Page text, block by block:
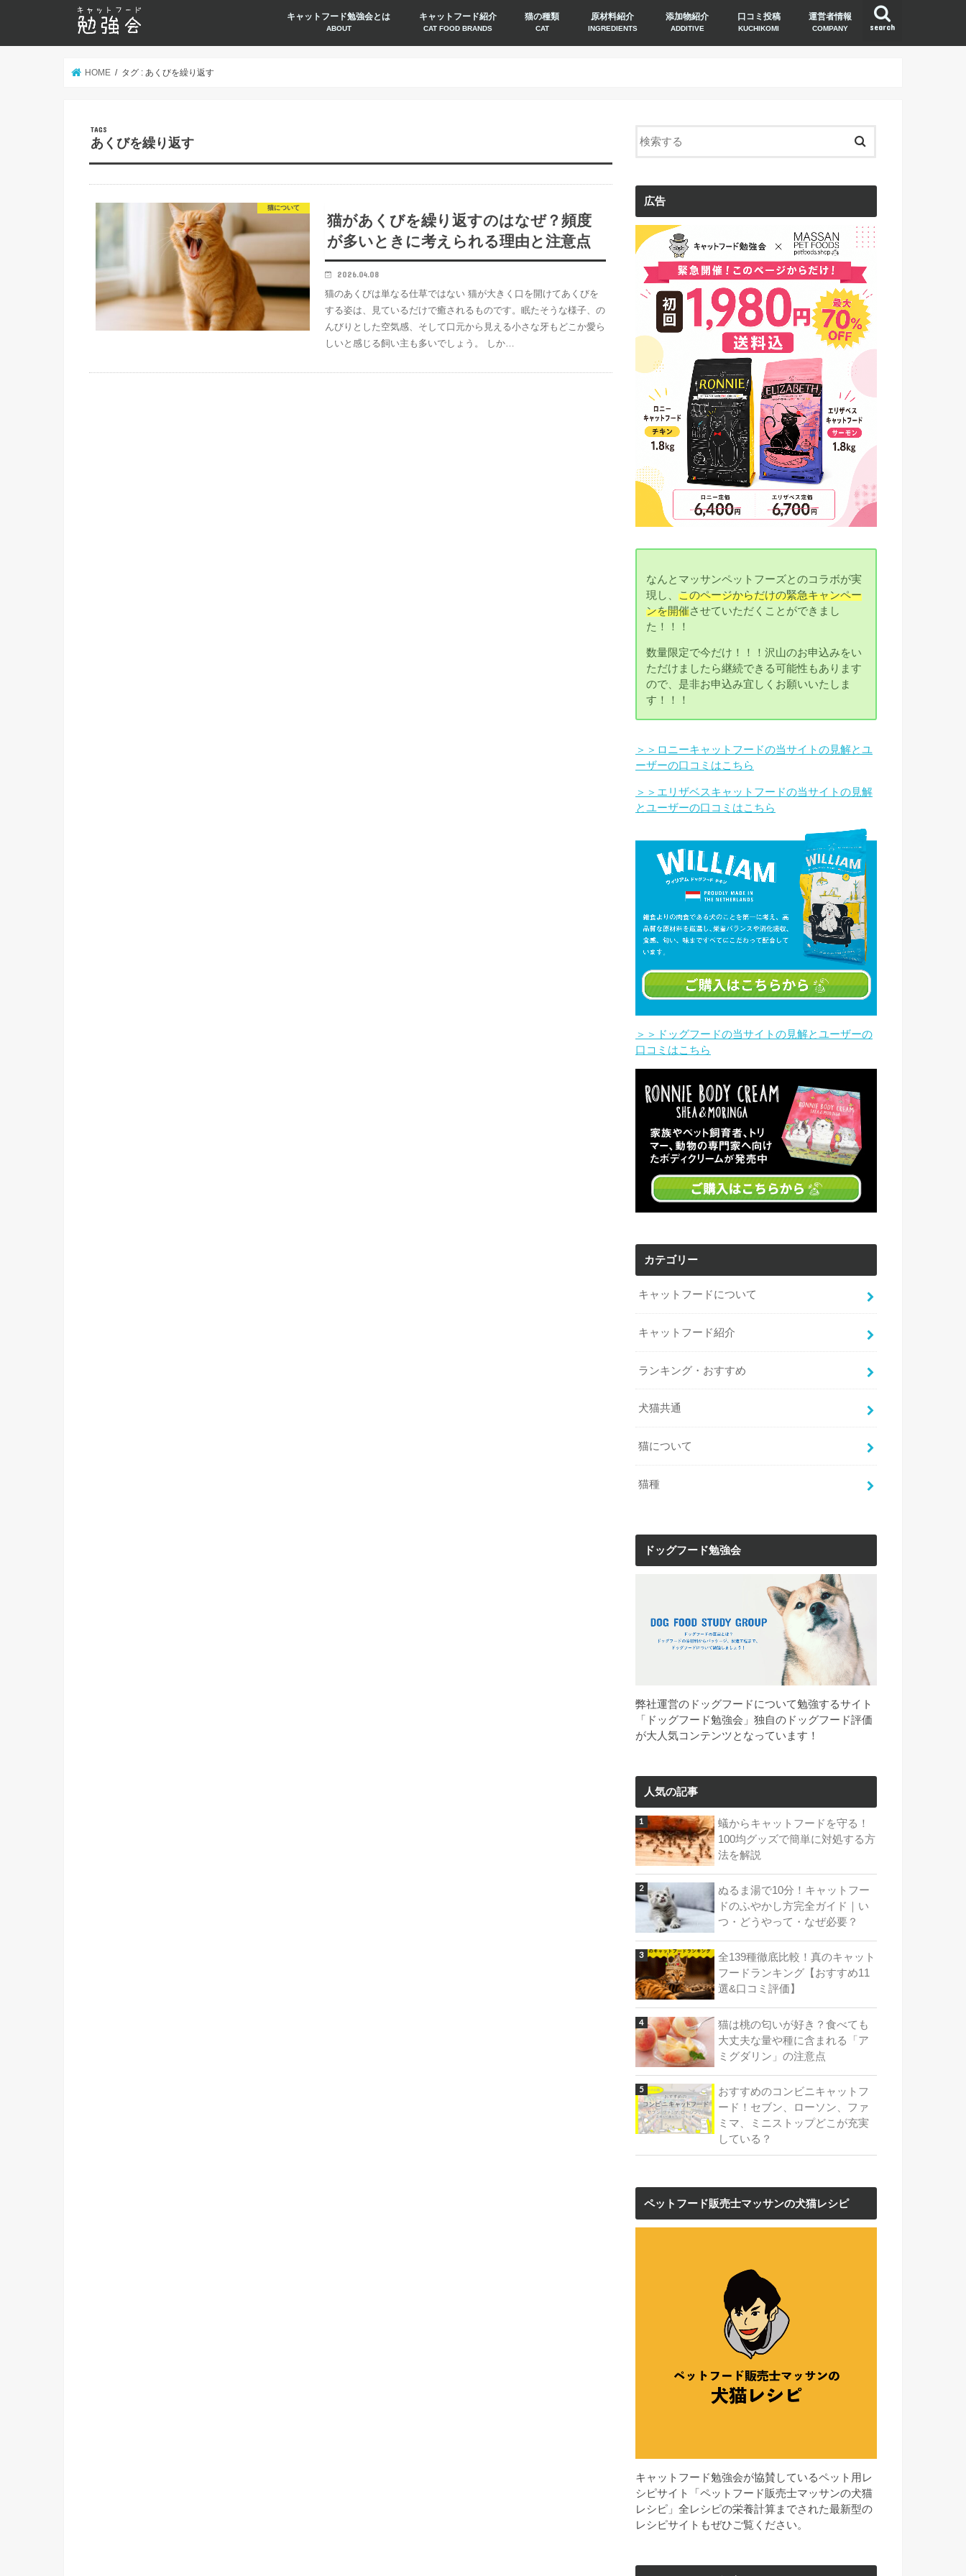
search
キャットフード勉強会とは
ABOUT
キャットフード紹介
CAT FOOD BRANDS
猫の種類
CAT
原材料紹介
INGREDIENTS
添加物紹介
ADDITIVE
口コミ投稿
KUCHIKOMI
運営者情報
COMPANY
HOME タグ : あくびを繰り返す
あくびを繰り返す
猫について
猫があくびを繰り返すのはなぜ？頻度
が多いときに考えられる理由と注意点
2026.04.08
猫のあくびは単なる仕草ではない 猫が大きく口を開けてあくびを
する姿は、見ているだけで癒されるものです。眠たそうな様子、の
んびりとした空気感、そして口元から見える小さな牙もどこか愛ら
しいと感じる飼い主も多いでしょう。 しか…
広告
なんとマッサンペットフーズとのコラボが実
現し、このページからだけの緊急キャンペー
ンを開催させていただくことができまし
た！！！
数量限定で今だけ！！！沢山のお申込みをい
ただけましたら継続できる可能性もあります
ので、是非お申込み宜しくお願いいたしま
す！！！
＞＞ロニーキャットフードの当サイトの見解とユ
ーザーの口コミはこちら
＞＞エリザベスキャットフードの当サイトの見解
とユーザーの口コミはこちら
＞＞ドッグフードの当サイトの見解とユーザーの
口コミはこちら
カテゴリー
キャットフードについて
キャットフード紹介
ランキング・おすすめ
犬猫共通
猫について
猫種
ドッグフード勉強会
弊社運営のドッグフードについて勉強するサイト
「ドッグフード勉強会」独自のドッグフード評価
が大人気コンテンツとなっています！
人気の記事
蟻からキャットフードを守る！
100均グッズで簡単に対処する方
法を解説
ぬるま湯で10分！キャットフー
ドのふやかし方完全ガイド｜い
つ・どうやって・なぜ必要？
全139種徹底比較！真のキャット
フードランキング【おすすめ11
選&口コミ評価】
猫は桃の匂いが好き？食べても
大丈夫な量や種に含まれる「ア
ミグダリン」の注意点
おすすめのコンビニキャットフ
ード！セブン、ローソン、ファ
ミマ、ミニストップどこが充実
している？
ペットフード販売士マッサンの犬猫レシピ
キャットフード勉強会が協賛しているペット用レ
シピサイト「ペットフード販売士マッサンの犬猫
レシピ」全レシピの栄養計算までされた最新型の
レシピサイトもぜひご覧ください。